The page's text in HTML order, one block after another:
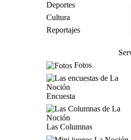
Deportes
Cultura
Reportajes
Fotos
Encuesta
Las Columnas